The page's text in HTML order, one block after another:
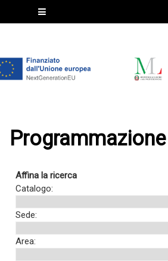
Affina la ricerca
Catalogo:
Sede:
Area: